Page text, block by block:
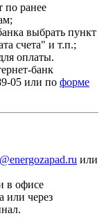
по ранее
выбрать пункт
счета" и т.п.;
оплаты.
банк
05 или по форме
или
в офисе
или через